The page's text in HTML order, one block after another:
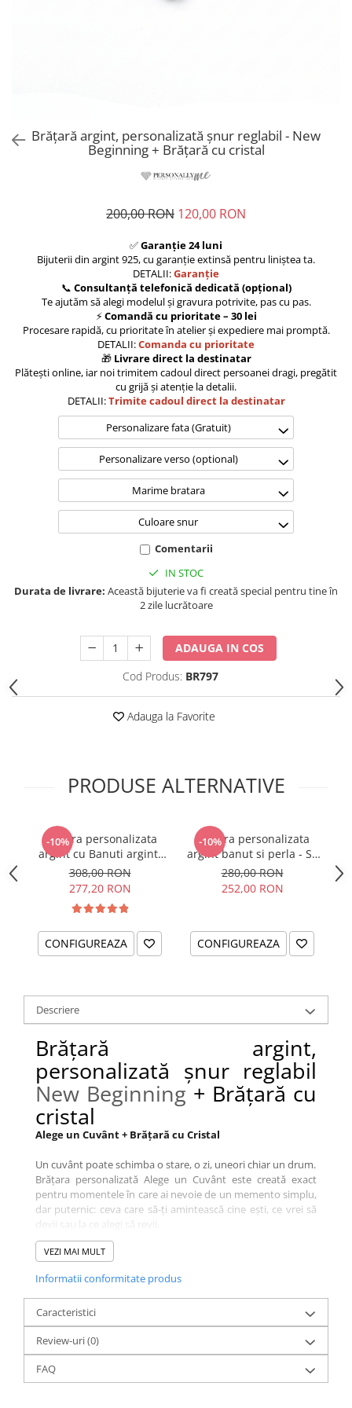
Brățară argint, personalizată șnur reglabil - New
Beginning + Brățară cu cristal
200,00 RON 120,00 RON
✅Garanție 24 luni
Bijuterii din argint 925, cu garanție extinsă pentru liniștea ta.
DETALII:Garanție
📞 Consultanță telefonică dedicată (opțional)
Te ajutăm să alegi modelul și gravura potrivite, pas cu pas.
⚡Comandă cu prioritate – 30 lei
Procesare rapidă, cu prioritate în atelier și expediere mai promptă.
DETALII:Comanda cu prioritate
🎁 Livrare direct la destinatar
Plătești online, iar noi trimitem cadoul direct persoanei dragi, pregătit
cu grijă și atenție la detalii.
DETALII:Trimite cadoul direct la destinatar
Personalizare fata (Gratuit)
Personalizare verso (optional)
Marime bratara
Culoare snur
Comentarii
IN STOC
Durata de livrare: Această bijuterie va fi creată special pentru tine în
2 zile lucrătoare
ADAUGA IN COS
Cod Produs: BR797
Adauga la Favorite
PRODUSE ALTERNATIVE
-10%
Bratara personalizata
argint cu Banuti argint,
charm infinit Fairy
Godmother
308,00 RON
277,20 RON
CONFIGUREAZA
-10%
Bratara personalizata
argint banut si perla - Sa
nu uiti...
280,00 RON
252,00 RON
CONFIGUREAZA
Descriere
Brățară argint,
personalizată șnur reglabil
New Beginning+ Brățară cu
cristal
Alege un Cuvânt + Brățară cu Cristal
Un cuvânt poate schimba o stare, o zi, uneori chiar un drum.
Brățara personalizată Alege un Cuvânt este creată exact
pentru momentele în care ai nevoie de un memento simplu,
dar puternic: ceva care să-ți amintească cine ești, ce vrei să
devii sau la ce alegi să revii.
Gravăm cuvântul New Beginning pe un bănuț delicat din
un alt cuvânt la alegere: îl poți adăuga în câmpul de
personalizare.
Mărimea șnurului pentru brățara principală va fi identică și
la brățara cu cristal.
Culoarea șnurului pentru brățara cu cristal oferită cadou
esteroșu.
VEZI MAI MULT
Informatii conformitate produs
Caracteristici
Review-uri(0)
FAQ